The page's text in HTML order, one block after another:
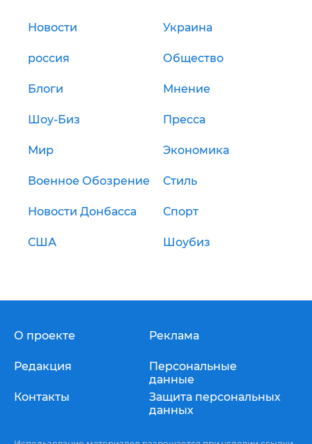
Новости Украина
россия Общество
Блоги Мнение
Шоу-Биз Пресса
Мир Экономика
Военное Обозрение Стиль
Новости Донбасса Спорт
США Шоубиз
О проекте
Редакция
Контакты
Реклама
Персональные
данные
Защита персональных
данных